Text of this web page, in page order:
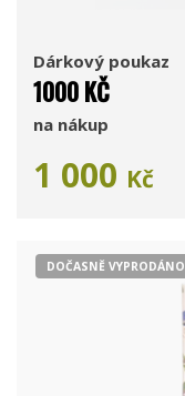
Dárkový poukaz
1000 KČ
na nákup
1 000 Kč
DOČASNĚ VYPRODÁNO